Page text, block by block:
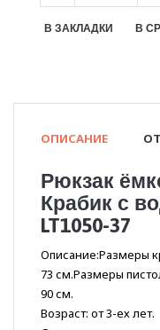
В ЗАКЛАДКИ В
ОПИСАНИЕ
Рюкзак
Крабик с
LT1050-37
Описание:Размеры
73 см.Размеры
90 см.
Возраст: от 3-ех лет.